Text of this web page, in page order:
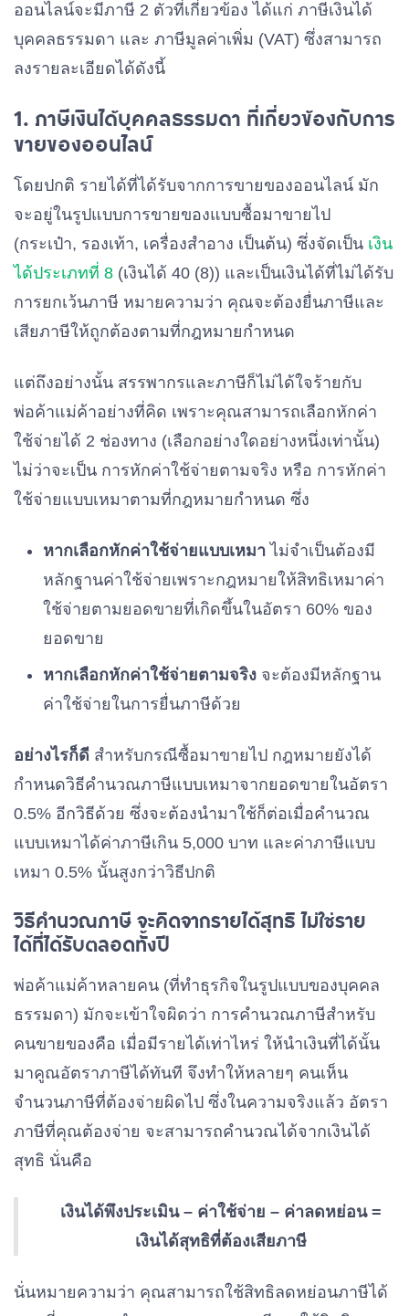
ออนไลน์จะมีภาษี 2 ตัวที่เกี่ยวข้อง ได้แก่ ภาษีเงินได้
บุคคลธรรมดา และ ภาษีมูลค่าเพิ่ม (VAT) ซึ่งสามารถ
ลงรายละเอียดได้ดังนี้
1. ภาษีเงินได้บุคคลธรรมดา ที่เกี่ยวข้องกับการ
ขายของออนไลน์
โดยปกติ รายได้ที่ได้รับจากการขายของออนไลน์ มัก
จะอยู่ในรูปแบบการขายของแบบซื้อมาขายไป
(กระเป๋า, รองเท้า, เครื่องสำอาง เป็นต้น) ซึ่งจัดเป็น เงิน
ได้ประเภทที่ 8 (เงินได้ 40 (8)) และเป็นเงินได้ที่ไม่ได้รับ
การยกเว้นภาษี หมายความว่า คุณจะต้องยื่นภาษีและ
เสียภาษีให้ถูกต้องตามที่กฎหมายกำหนด
แต่ถึงอย่างนั้น สรรพากรและภาษีก็ไม่ได้ใจร้ายกับ
พ่อค้าแม่ค้าอย่างที่คิด เพราะคุณสามารถเลือกหักค่า
ใช้จ่ายได้ 2 ช่องทาง (เลือกอย่างใดอย่างหนึ่งเท่านั้น)
ไม่ว่าจะเป็น การหักค่าใช้จ่ายตามจริง หรือ การหักค่า
ใช้จ่ายแบบเหมาตามที่กฎหมายกำหนด ซึ่ง
หากเลือกหักค่าใช้จ่ายแบบเหมา ไม่จำเป็นต้องมี
หลักฐานค่าใช้จ่ายเพราะกฎหมายให้สิทธิเหมาค่า
ใช้จ่ายตามยอดขายที่เกิดขึ้นในอัตรา 60% ของ
ยอดขาย
หากเลือกหักค่าใช้จ่ายตามจริง จะต้องมีหลักฐาน
ค่าใช้จ่ายในการยื่นภาษีด้วย
อย่างไรก็ดี สำหรับกรณีซื้อมาขายไป กฎหมายยังได้
กำหนดวิธีคำนวณภาษีแบบเหมาจากยอดขายในอัตรา
0.5% อีกวิธีด้วย ซึ่งจะต้องนำมาใช้ก็ต่อเมื่อคำนวณ
แบบเหมาได้ค่าภาษีเกิน 5,000 บาท และค่าภาษีแบบ
เหมา 0.5% นั้นสูงกว่าวิธีปกติ
วิธีคำนวณภาษี จะคิดจากรายได้สุทธิ ไม่ใช่ราย
ได้ที่ได้รับตลอดทั้งปี
พ่อค้าแม่ค้าหลายคน (ที่ทำธุรกิจในรูปแบบของบุคคล
ธรรมดา) มักจะเข้าใจผิดว่า การคำนวณภาษีสำหรับ
คนขายของคือ เมื่อมีรายได้เท่าไหร่ ให้นำเงินที่ได้นั้น
มาคูณอัตราภาษีได้ทันที จึงทำให้หลายๆ คนเห็น
จำนวนภาษีที่ต้องจ่ายผิดไป ซึ่งในความจริงแล้ว อัตรา
ภาษีที่คุณต้องจ่าย จะสามารถคำนวณได้จากเงินได้
สุทธิ นั่นคือ
เงินได้พึงประเมิน – ค่าใช้จ่าย – ค่าลดหย่อน =
เงินได้สุทธิที่ต้องเสียภาษี
นั่นหมายความว่า คุณสามารถใช้สิทธิลดหย่อนภาษีได้